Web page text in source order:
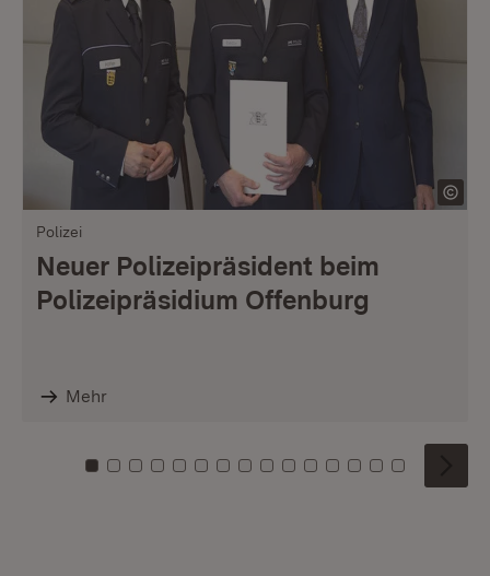
Polizei
Neuer Polizeipräsident beim
Polizeipräsidium Offenburg
Mehr
Zu Kachel: 0
Zu Kachel: 1
Zu Kachel: 2
Zu Kachel: 3
Zu Kachel: 4
Zu Kachel: 5
Zu Kachel: 6
Zu Kachel: 7
Zu Kachel: 8
Zu Kachel: 9
Zu Kachel: 10
Zu Kachel: 11
Zu Kachel: 12
Zu Kachel:
Zu